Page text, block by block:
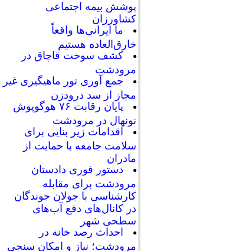
پوشش بیمه اجتماعی
کشاورزان
ما ایرانی‌ها واقعاً
خارق‌العاده هستیم
کشف سوخت قاچاق در
مرودشت
جمع آوری تور ماهیگیری غیر
مجاز از سد درودزن
پایان رقابت‌ ۷۶ هوگوپوش
نونهال در مرودشت
اقدامات زیر بنایی برای
سلامت جامعه با حمایت از
مادران
دستور فوری دادستان
مرودشت برای مقابله
کارشناسی با جولان جوندگان
در کانال‌های دفع آب‌های
سطحی شهر
احداث رصد خانه در
مرودشت؛ نیاز و امکان سنجی